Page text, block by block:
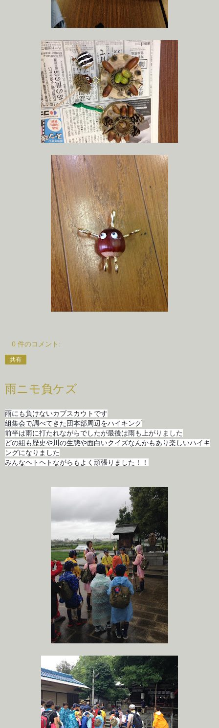
0 件のコメント:
共有
雨ニモ負ケズ
雨にも負けないカブスカウトです
組集会で調べてきた団本部周辺をハイキング
前半は雨に打たれながらでしたが最後は雨も上がりました
どの組も歴史や川の生態や面白いクイズなんかもあり楽しいハイキ
ングになりました
みんなヘトヘトながらもよく頑張りました！！